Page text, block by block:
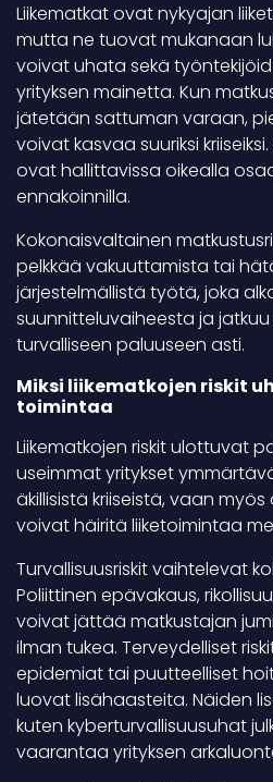
Liikematkat ovat nykyajan
mutta ne tuovat mukanaan
voivat uhata sekä
yrityksen mainetta. Kun
jätetään sattuman varaan,
voivat kasvaa suuriksi
ovat hallittavissa oikealla
ennakoinnilla.
Kokonaisvaltainen
pelkkää vakuuttamista tai
järjestelmällistä työtä, joka
suunnitteluvaiheesta ja
turvalliseen paluuseen asti.
Miksi liikematkojen riskit
toimintaa
Liikematkojen riskit ulottuvat
useimmat yritykset
äkillisistä kriiseistä, vaan
voivat häiritä liiketoimintaa
Turvallisuusriskit vaihtelevat
Poliittinen epävakaus,
voivat jättää matkustajan
ilman tukea. Terveydelliset
epidemiat tai puutteelliset
luovat lisähaasteita. Näiden
kuten kyberturvallisuusuhat
vaarantaa yrityksen